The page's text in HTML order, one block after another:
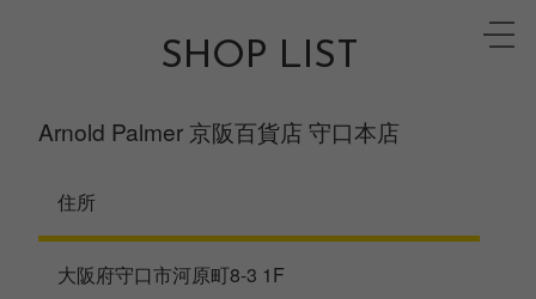
toggle
SHOP LIST
Arnold Palmer 京阪百貨店 守口本店
住所
大阪府守口市河原町8-3 1F